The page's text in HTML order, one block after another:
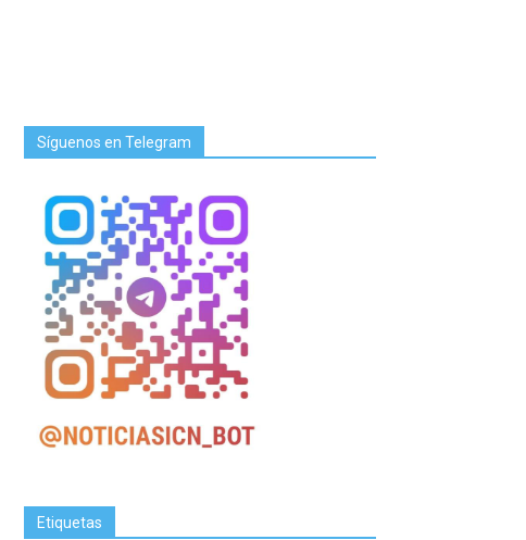
Síguenos en Telegram
Etiquetas